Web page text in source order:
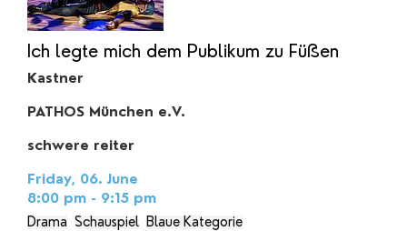
Ich legte mich dem Publikum zu Füßen
Kastner
PATHOS München e.V.
schwere reiter
Friday, 06. June
8:00 pm - 9:15 pm
Drama Schauspiel Blaue Kategorie